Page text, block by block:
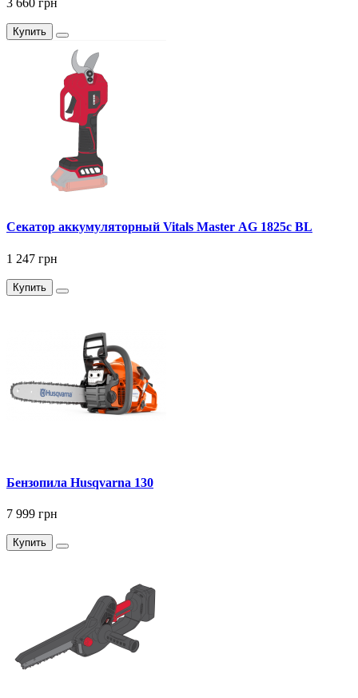
3 660 грн
Купить
Секатор аккумуляторный Vitals Master AG 1825c BL
1 247 грн
Купить
Бензопила Husqvarna 130
7 999 грн
Купить